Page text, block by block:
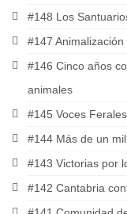
#148 Los
#147
#146 Cinco años
animales
#145 Voces Ferales
#144 Más de un
#143 Victorias por
#142 Cantabria